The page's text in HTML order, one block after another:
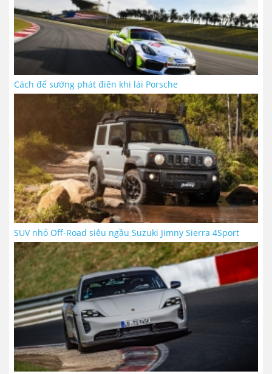
Cách để sướng phát điên khi lái Porsche
SUV nhỏ Off-Road siêu ngầu Suzuki Jimny Sierra 4Sport